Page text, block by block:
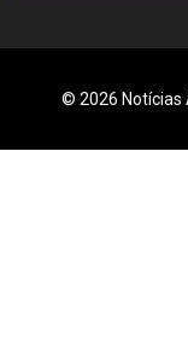
© 2026 Notícias